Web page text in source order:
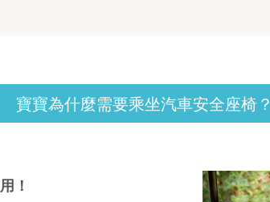
寶寶為什麼需要乘坐汽車安全座椅？
！